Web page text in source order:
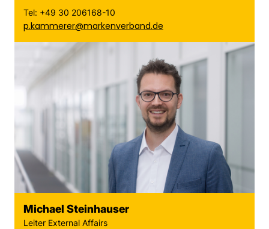
Tel: +49 30 206168-10
p.kammerer@markenverband.de
Michael Steinhauser
Leiter External Affairs